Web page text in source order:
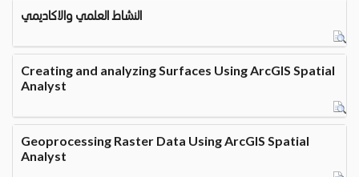
النشاط العلمي والاكاديمي
Creating and analyzing Surfaces Using ArcGIS Spatial
Analyst
Geoprocessing Raster Data Using ArcGIS Spatial
Analyst